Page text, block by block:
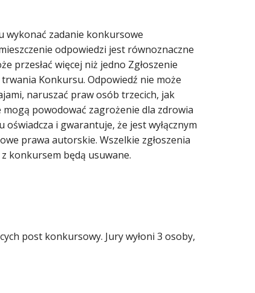
wykonać zadanie konkursowe
odpowiedzi jest równoznaczne
przesłać więcej niż jedno Zgłoszenie
Konkursu. Odpowiedź nie może
naruszać praw osób trzecich, jak
powodować zagrożenie dla zdrowia
i gwarantuje, że jest wyłącznym
prawa autorskie. Wszelkie zgłoszenia
konkursem będą usuwane.
post konkursowy. Jury wyłoni 3 osoby,